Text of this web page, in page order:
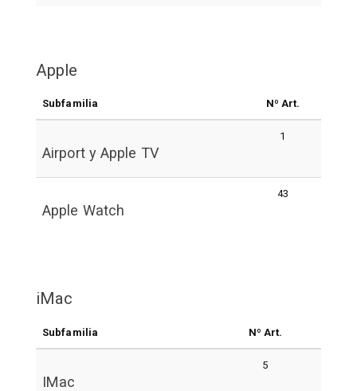
Apple
Subfamilia Nº Art.
Airport y Apple TV
1
Apple Watch
43
iMac
Subfamilia Nº Art.
IMac
5